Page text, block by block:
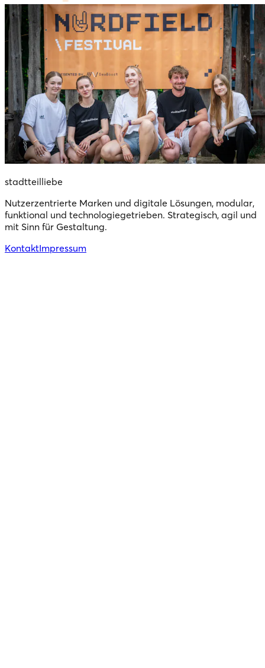
stadtteilliebe
Nutzerzentrierte Marken und digitale Lösungen, modular,
funktional und technologiegetrieben. Strategisch, agil und
mit Sinn für Gestaltung.
KontaktImpressum